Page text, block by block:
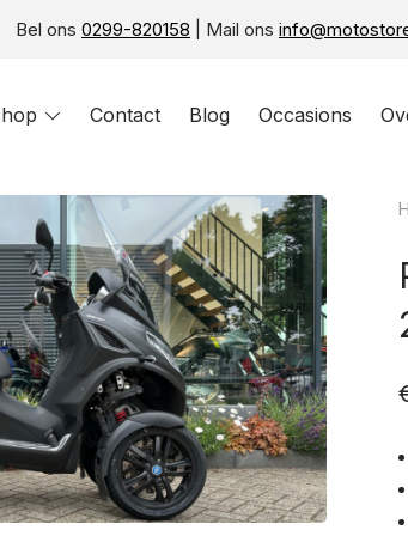
Bel ons 0299-820158 | Mail ons
ToggleContact Blog Occasions